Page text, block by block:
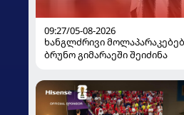
09:27/05-08-2026
ხანგლძრივი
ბრუნო გიმარაეში შეიძინა